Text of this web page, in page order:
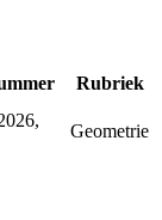
Rubriek
Geometrie